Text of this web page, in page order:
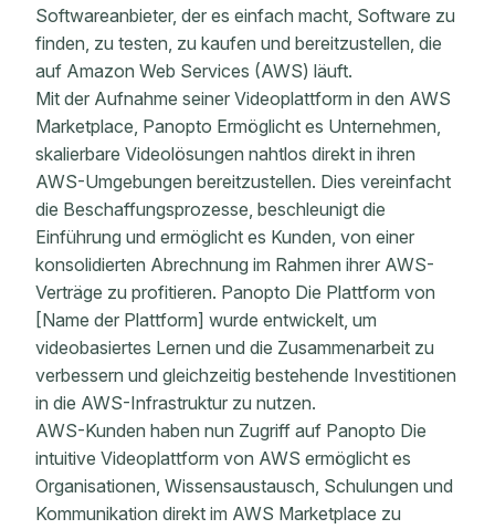
Softwareanbieter, der es einfach macht, Software zu
finden, zu testen, zu kaufen und bereitzustellen, die
auf Amazon Web Services (AWS) läuft.
Mit der Aufnahme seiner Videoplattform in den AWS
Marketplace, Panopto Ermöglicht es Unternehmen,
skalierbare Videolösungen nahtlos direkt in ihren
AWS-Umgebungen bereitzustellen. Dies vereinfacht
die Beschaffungsprozesse, beschleunigt die
Einführung und ermöglicht es Kunden, von einer
konsolidierten Abrechnung im Rahmen ihrer AWS-
Verträge zu profitieren. Panopto Die Plattform von
[Name der Plattform] wurde entwickelt, um
videobasiertes Lernen und die Zusammenarbeit zu
verbessern und gleichzeitig bestehende Investitionen
in die AWS-Infrastruktur zu nutzen.
AWS-Kunden haben nun Zugriff auf Panopto Die
intuitive Videoplattform von AWS ermöglicht es
Organisationen, Wissensaustausch, Schulungen und
Kommunikation direkt im AWS Marketplace zu